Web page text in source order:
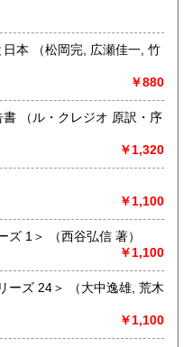
大分県 300円
でお電話いただければお
おります
やイベントに加盟してお
いつでも、どこでもお伺
参照ください
芸、古書一般（その他）
画 書道 学術系文庫・
一, 竹
￥880
序
￥1,320
￥1,100
材料力学 ＜機械系大学講義シリーズ 1＞ （西谷弘信 著）
￥1,100
大中逸雄, 荒木
￥1,100